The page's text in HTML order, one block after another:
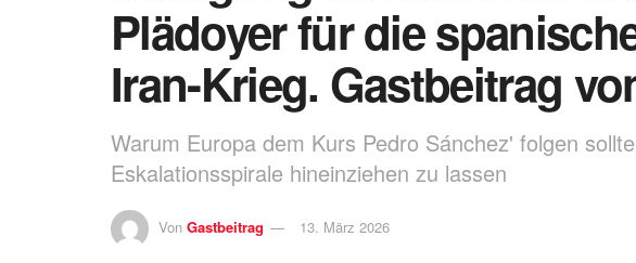
Plädoyer für die
Iran-Krieg. Gastbeitrag
Warum Europa dem Kurs Pedro Sánchez' folgen
Eskalationsspirale hineinziehen zu lassen
Von Gastbeitrag 13. März 2026